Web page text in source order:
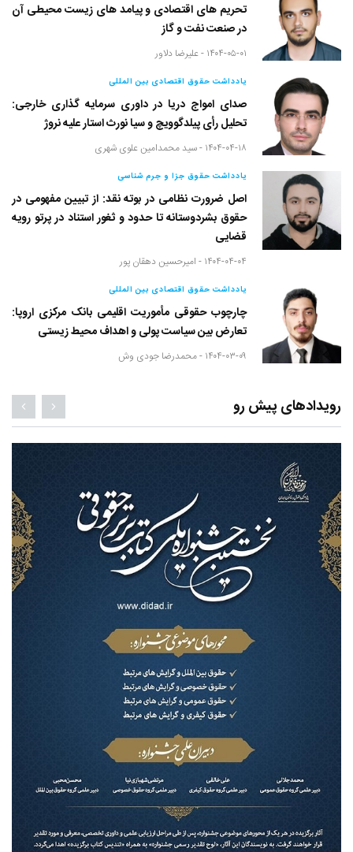
تحریم های اقتصادی و پیامد های زیست محیطی آن
در صنعت نفت و گاز
۱۴۰۴-۰۵-۰۱ - علیرضا دلاور
یادداشت حقوق اقتصادی بین المللی
صدای امواج دریا در داوری سرمایه گذاری خارجی:
تحلیل رأی پیلدگوویچ و سیا نورث استار علیه نروژ
۱۴۰۴-۰۴-۱۸ - سید محمدامین علوی شهری
یادداشت حقوق جزا و جرم شناسی
اصل ضرورت نظامی در بوته نقد: از تبیین مفهومی در
حقوق بشردوستانه تا حدود و ثغور استناد در پرتو رویه
قضایی
۱۴۰۴-۰۴-۰۴ - امیرحسین دهقان پور
یادداشت حقوق اقتصادی بین المللی
چارچوب حقوقی مأموریت اقلیمی بانک مرکزی اروپا:
تعارض بین سیاست پولی و اهداف محیط زیستی
۱۴۰۴-۰۳-۰۹ - محمدرضا جودی وش
رویدادهای پیش رو